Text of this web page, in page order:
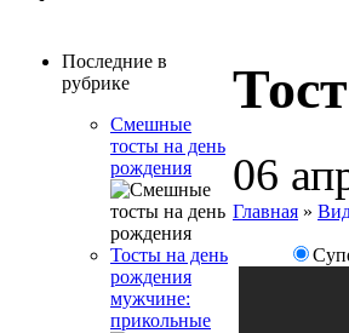
Последние в
рубрике
Смешные
тосты на день
рождения
Тосты на день
рождения
мужчине:
прикольные
06
Главная »